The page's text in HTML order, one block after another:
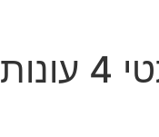
שק שינה סינתטי 4 עונות